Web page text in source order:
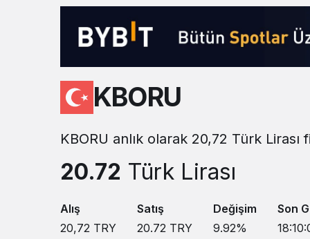
KBORU
KBORU anlık olarak 20,72 Türk
20.72 Türk Lirası
Alış
20,72 TRY
Satış
20.72 TRY
Değişim
9.92%
Son